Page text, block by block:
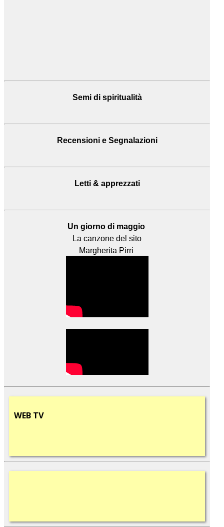
Semi di spiritualità
Recensioni e Segnalazioni
Letti & apprezzati
Un giorno di maggio
La canzone del sito
Margherita Pirri
WEB TV